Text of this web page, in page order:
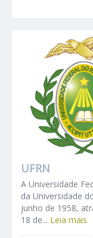
UFRN
A Universidade
da Universidade
junho de 1958,
18 de... Leia mais